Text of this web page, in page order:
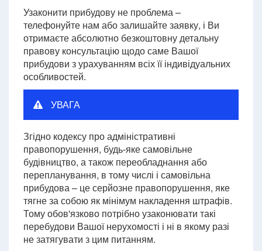
Узаконити прибудову не проблема –
телефонуйте нам або залишайте заявку, і Ви
отримаєте абсолютно безкоштовну детальну
правову консультацію щодо саме Вашої
прибудови з урахуванням всіх її індивідуальних
особливостей.
УВАГА
Згідно кодексу про адміністративні
правопорушення, будь-яке самовільне
будівництво, а також переобладнання або
перепланування, в тому числі і самовільна
прибудова – це серйозне правопорушення, яке
тягне за собою як мінімум накладення штрафів.
Тому обов'язково потрібно узаконювати такі
перебудови Вашої нерухомості і ні в якому разі
не затягувати з цим питанням.